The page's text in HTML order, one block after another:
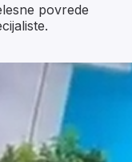
povrede